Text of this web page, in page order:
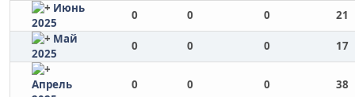
Июнь
2025
0 0 0
21
Май
2025
0 0 0 17
Апрель
0 0 0 38